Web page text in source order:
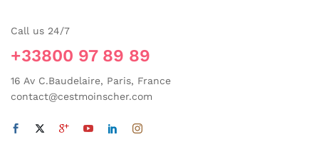
peuvent
choisies
sur
la
du
Call us 24/7
+33800 97 89 89
16 Av C.Baudelaire, Paris, France
contact@cestmoinscher.com